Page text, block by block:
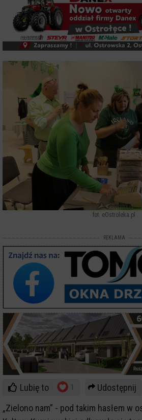
fot. eOstroleka.pl
REKLAMA
Lubię to 1
Udostępnij
„Zielono nam” - pod takim hasłem w